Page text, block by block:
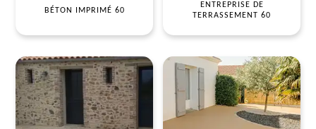
BÉTON IMPRIMÉ 60
ENTREPRISE DE
TERRASSEMENT 60